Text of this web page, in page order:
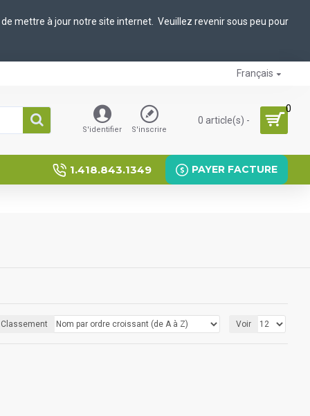
mettre à jour notre site internet. Veuillez revenir sous peu pour
Français
S'identifier S'inscrire
0 article(s) -
0
1.418.843.1349 PAYER FACTURE
Classement Voir